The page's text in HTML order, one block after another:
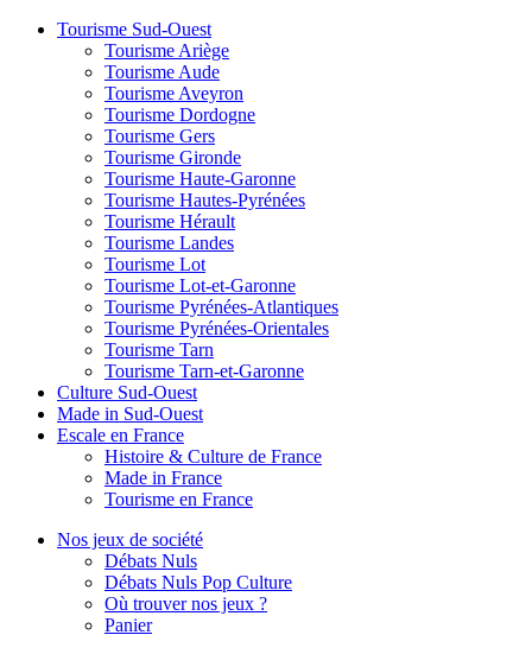
Tourisme Sud-Ouest
Tourisme Ariège
Tourisme Aude
Tourisme Aveyron
Tourisme Dordogne
Tourisme Gers
Tourisme Gironde
Tourisme Haute-Garonne
Tourisme Hautes-Pyrénées
Tourisme Hérault
Tourisme Landes
Tourisme Lot
Tourisme Lot-et-Garonne
Tourisme Pyrénées-Atlantiques
Tourisme Pyrénées-Orientales
Tourisme Tarn
Tourisme Tarn-et-Garonne
Culture Sud-Ouest
Made in Sud-Ouest
Escale en France
Histoire & Culture de France
Made in France
Tourisme en France
Nos jeux de société
Débats Nuls
Débats Nuls Pop Culture
Où trouver nos jeux ?
Panier